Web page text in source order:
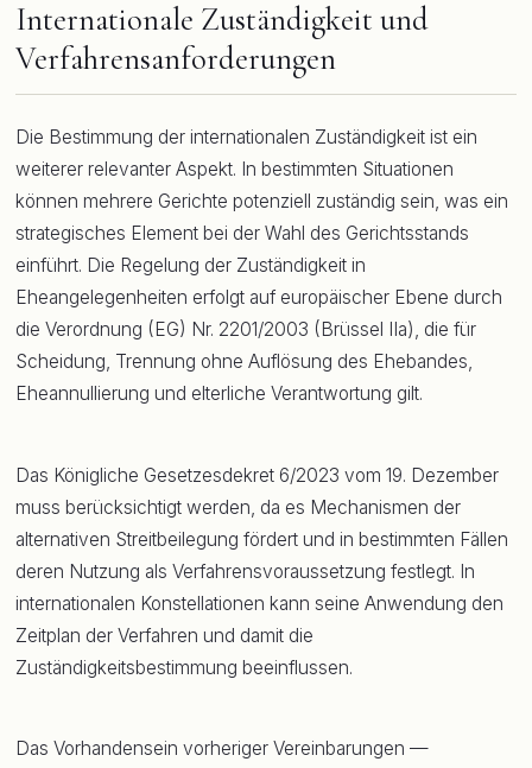
Internationale Zuständigkeit und
Verfahrensanforderungen
Die Bestimmung der internationalen Zuständigkeit ist ein
weiterer relevanter Aspekt. In bestimmten Situationen
können mehrere Gerichte potenziell zuständig sein, was ein
strategisches Element bei der Wahl des Gerichtsstands
einführt. Die Regelung der Zuständigkeit in
Eheangelegenheiten erfolgt auf europäischer Ebene durch
die Verordnung (EG) Nr. 2201/2003 (Brüssel IIa), die für
Scheidung, Trennung ohne Auflösung des Ehebandes,
Eheannullierung und elterliche Verantwortung gilt.
Das Königliche Gesetzesdekret 6/2023 vom 19. Dezember
muss berücksichtigt werden, da es Mechanismen der
alternativen Streitbeilegung fördert und in bestimmten Fällen
deren Nutzung als Verfahrensvoraussetzung festlegt. In
internationalen Konstellationen kann seine Anwendung den
Zeitplan der Verfahren und damit die
Zuständigkeitsbestimmung beeinflussen.
Das Vorhandensein vorheriger Vereinbarungen —